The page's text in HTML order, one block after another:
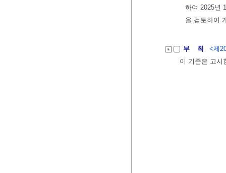
하여 2025년
을 검토하여
부 칙
<제
이 기준은 고시